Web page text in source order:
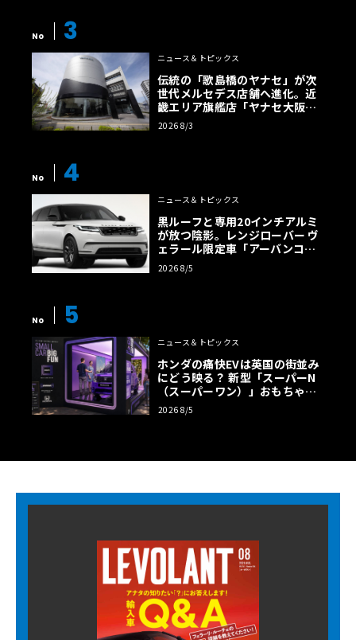
No 3
ニュース＆トピックス
伝統の「歌島橋のヤナセ」が次
世代メルセデス店舗へ進化。近
畿エリア旗艦店「ヤナセ大阪支
店」がリニューアル
2026 8/3
No 4
ニュース＆トピックス
黒ルーフと専用20インチアルミ
が放つ陰影。レンジローバー ヴ
ェラール限定車「アーバンコン
トラスト・エディション」登場
2026 8/5
No 5
ニュース＆トピックス
ホンダの痛快EVは英国の街並み
にどう映る？ 新型「スーパーN
（スーパーワン）」おもちゃ箱
ツアーの全貌
2026 8/5